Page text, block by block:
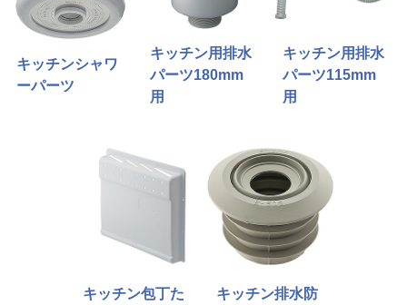
キッチンシャワ
ーパーツ
キッチン用排水
パーツ180mm
用
キッチン用排水
パーツ115mm
用
キッチン包丁た
キッチン排水防